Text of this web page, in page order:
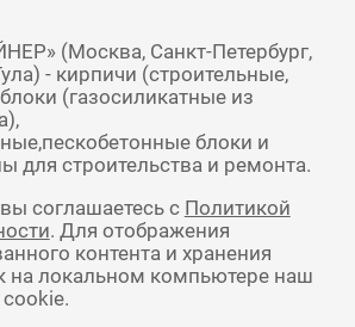
(Москва, Санкт-Петербург,
- кирпичи (строительные,
(газосиликатные из
блоки и
для строительства и ремонта.
соглашаетесь с Политикой
. Для отображения
контента и хранения
на локальном компьютере наш
cookie.